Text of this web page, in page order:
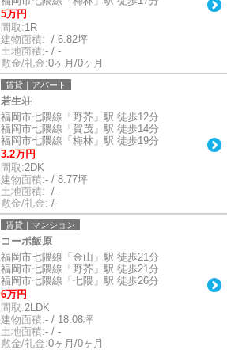
5万円
間取:1R
建物面積:- / 6.82坪
土地面積:- / -
敷金/礼金:0ヶ月/0ヶ月
賃貸｜アパート
若生荘
福岡市七隈線「野芥」駅 徒歩12分
福岡市七隈線「賀茂」駅 徒歩14分
福岡市七隈線「梅林」駅 徒歩19分
3.2万円
間取:2DK
建物面積:- / 8.77坪
土地面積:- / -
敷金/礼金:-/-
賃貸｜マンション
コーポ飯原
福岡市七隈線「金山」駅 徒歩21分
福岡市七隈線「野芥」駅 徒歩21分
福岡市七隈線「七隈」駅 徒歩26分
6万円
間取:2LDK
建物面積:- / 18.08坪
土地面積:- / -
敷金/礼金:0ヶ月/0ヶ月